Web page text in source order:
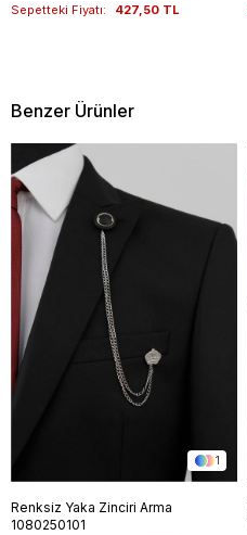
Sepetteki Fiyatı: 427,50 TL
Benzer Ürünler
1
Renksiz Yaka Zinciri Arma
1080250101